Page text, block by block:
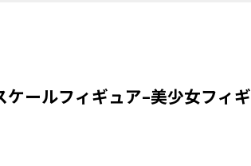
ケールフィギュア–美少女フィギ